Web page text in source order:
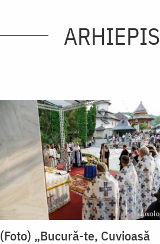
(Foto) „Bucură-te, Cuvioasă